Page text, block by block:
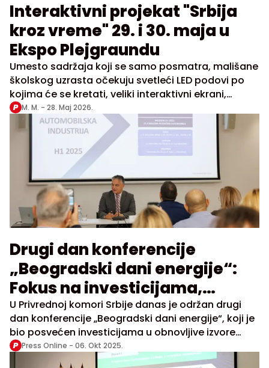
Interaktivni projekat "Srbija
kroz vreme" 29. i 30. maja u
Ekspo Plejgraundu
Umesto sadržaja koji se samo posmatra, mališane
školskog uzrasta očekuju svetleći LED podovi po
kojima će se kretati, veliki interaktivni ekrani,
specijalni video efekti, projekcije i timski izazovi
kroz koje će učiti kroz igru, pokret i istraživanje
M. M. - 28. Maj 2026.
Drugi dan konferencije
„Beogradski dani energije“:
Fokus na investicijama,
elektromobilnosti i
upravljanju otpadom
U Privrednoj komori Srbije danas je održan drugi
dan konferencije „Beogradski dani energije“, koji je
bio posvećen investicijama u obnovljive izvore
energije, razvoju elektromobilnosti i unapređenju
sistema upravljanja otpadom.
Press Online - 06. Okt 2025.